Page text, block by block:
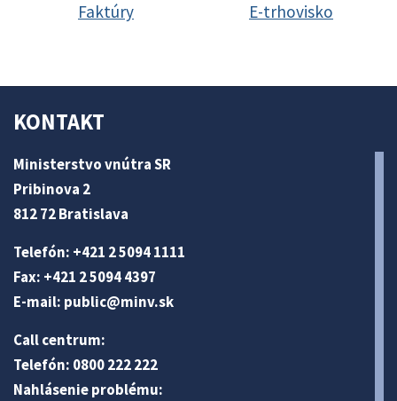
Faktúry E-trhovisko
KONTAKT
Ministerstvo vnútra SR
Pribinova 2
812 72 Bratislava
Telefón: +421 2 5094 1111
Fax: +421 2 5094 4397
E-mail: public@minv.sk
Call centrum:
Telefón: 0800 222 222
Nahlásenie problému: